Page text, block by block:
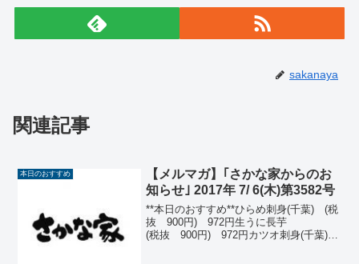
sakanaya
関連記事
本日のおすすめ
【メルマガ】｢さかな家からのお
知らせ｣ 2017年 7/ 6(木)第3582号
**本日のおすすめ**ひらめ刺身(千葉) (税
抜 900円) 972円生うに長芋
(税抜 900円) 972円カツオ刺身(千葉)